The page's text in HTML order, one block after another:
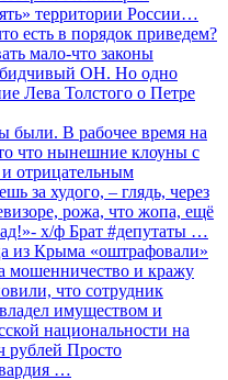
территории России…
есть в порядок приведем?
мало-что законы
ОН. Но одно
Лева Толстого о Петре
были. В рабочее время на
что нынешние клоуны с
отрицательным
за худого, – глядь, через
рожа, что жопа, ещё
х/ф Брат #депутаты …
из Крыма «оштрафовали»
мошенничество и кражу
что сотрудник
имуществом и
национальности на
рублей Просто
…